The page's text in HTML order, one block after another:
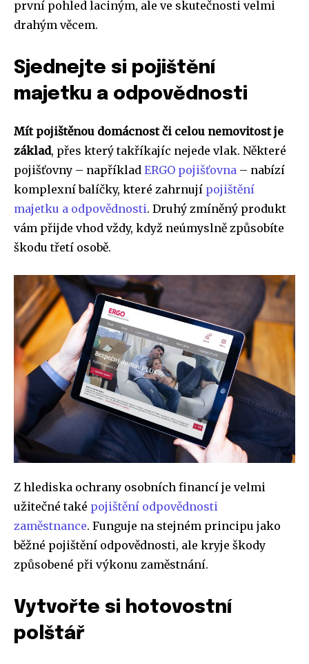
první pohled laciným, ale ve skutečnosti velmi
drahým věcem.
Sjednejte si pojištění
majetku a odpovědnosti
Mít pojištěnou domácnost či celou nemovitost je
základ, přes který takříkajíc nejede vlak. Některé
pojišťovny – například ERGO pojišťovna – nabízí
komplexní balíčky, které zahrnují pojištění
majetku a odpovědnosti. Druhý zmíněný produkt
vám přijde vhod vždy, když neúmyslně způsobíte
škodu třetí osobě.
Z hlediska ochrany osobních financí je velmi
užitečné také pojištění odpovědnosti
zaměstnance. Funguje na stejném principu jako
běžné pojištění odpovědnosti, ale kryje škody
způsobené při výkonu zaměstnání.
Vytvořte si hotovostní
polštář